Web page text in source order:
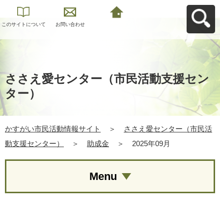
このサイトについて お問い合わせ
ささえ愛センター（市民活動支援セン
ター）
かすがい市民活動情報サイト ＞
ささえ愛センター（市民活
動支援センター）
＞ 助成金 ＞ 2025年09月
Menu